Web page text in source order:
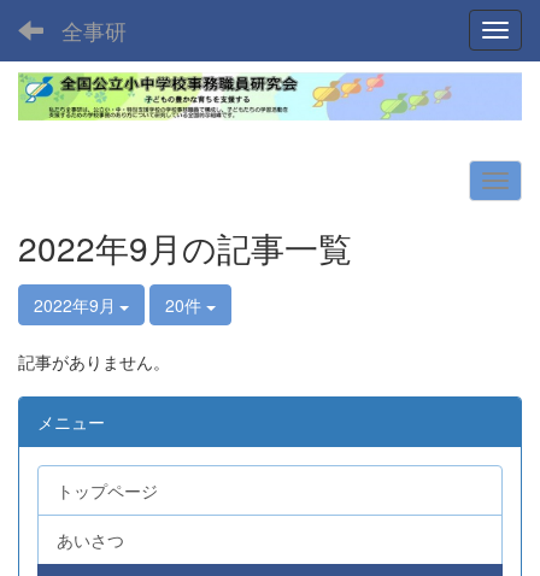
全事研
2022年9月の記事一覧
2022年9月 20件
記事がありません。
メニュー
トップページ
あいさつ